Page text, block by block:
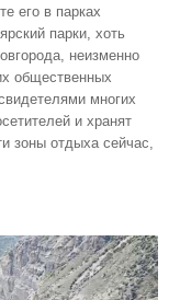
его в парках
парки, хоть
неизменно
общественных
многих
и хранят
зоны отдыха сейчас,